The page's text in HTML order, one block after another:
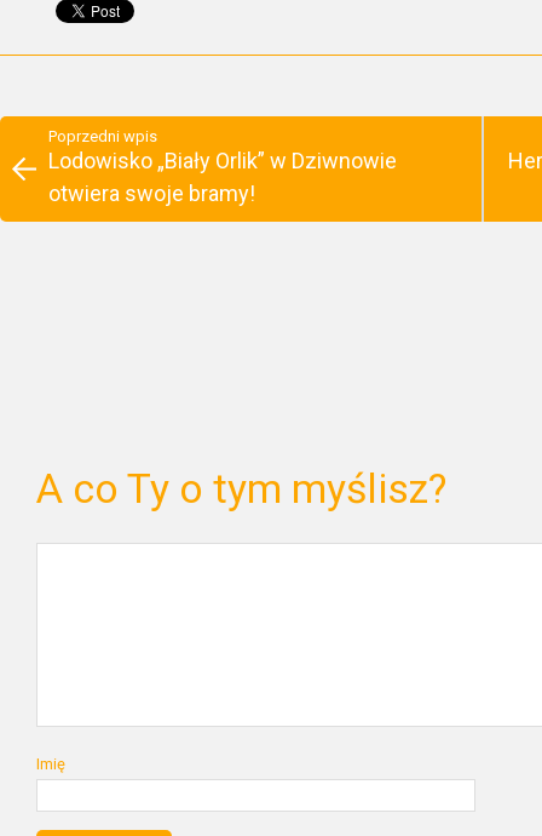
Poprzedni wpis
Lodowisko „Biały Orlik” w Dziwnowie
otwiera swoje bramy!
A co Ty o tym myślisz?
Imię